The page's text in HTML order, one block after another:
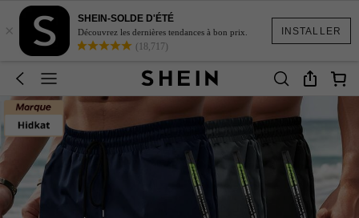
INSTALLER
×
SHEIN-SOLDE D'ÉTÉ
Découvrez les dernières tendances à bon prix.
(18,717)